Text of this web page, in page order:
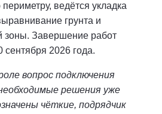
ведётся укладка
грунта и
зоны. Завершение работ
сентября 2026 года.
вопрос подключения
решения уже
чёткие, подрядчик